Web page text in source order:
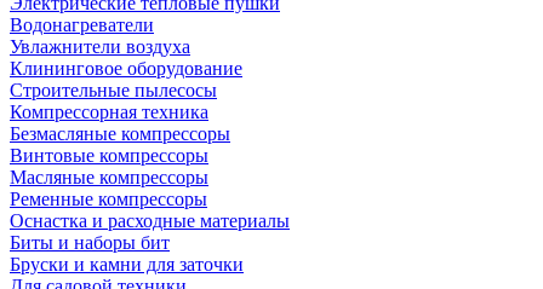
Водонагреватели
Увлажнители воздуха
Клининговое оборудование
Строительные пылесосы
Компрессорная техника
Безмасляные компрессоры
Винтовые компрессоры
Масляные компрессоры
Ременные компрессоры
Оснастка и расходные материалы
Биты и наборы бит
Бруски и камни для заточки